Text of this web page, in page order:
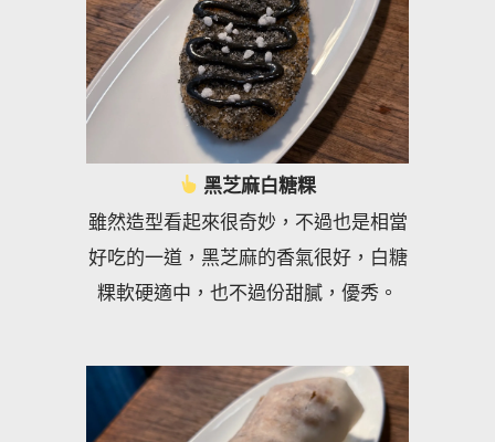
黑芝麻白糖粿
雖然造型看起來很奇妙，不過也是相當
好吃的一道，黑芝麻的香氣很好，白糖
粿軟硬適中，也不過份甜膩，優秀。